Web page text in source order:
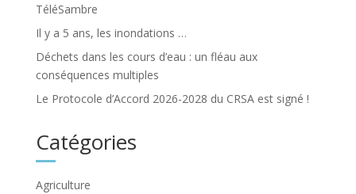
TéléSambre
Il y a 5 ans, les inondations …
Déchets dans les cours d’eau : un fléau aux
conséquences multiples
Le Protocole d’Accord 2026-2028 du CRSA est signé !
Catégories
Agriculture